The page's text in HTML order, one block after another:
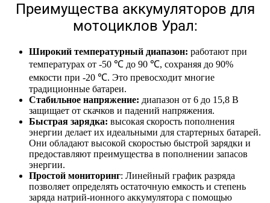
Преимущества аккумуляторов для
мотоциклов Урал:
Широкий температурный диапазон: работают при
температурах от -50 ℃ до 90 ℃, сохраняя до 90%
емкости при -20 ℃. Это превосходит многие
традиционные батареи.
Стабильное напряжение: диапазон от 6 до 15,8 В
защищает от скачков и падений напряжения.
Быстрая зарядка: высокая скорость пополнения
энергии делает их идеальными для стартерных батарей.
Они обладают высокой скоростью быстрой зарядки и
предоставляют преимущества в пополнении запасов
энергии.
Простой мониторинг: Линейный график разряда
позволяет определять остаточную емкость и степень
заряда натрий-ионного аккумулятора с помощью